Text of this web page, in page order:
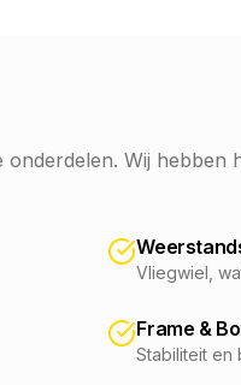
Wij hebben
Vliegwiel,
Frame &
Stabiliteit en